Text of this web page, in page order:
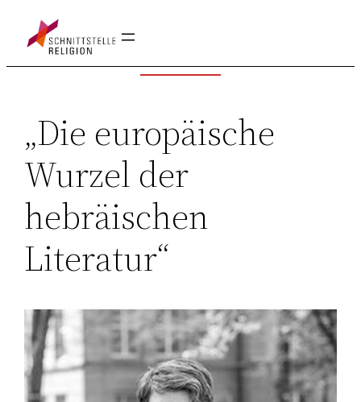
Inhalt
„Die europäische
Wurzel der
hebräischen
Literatur“